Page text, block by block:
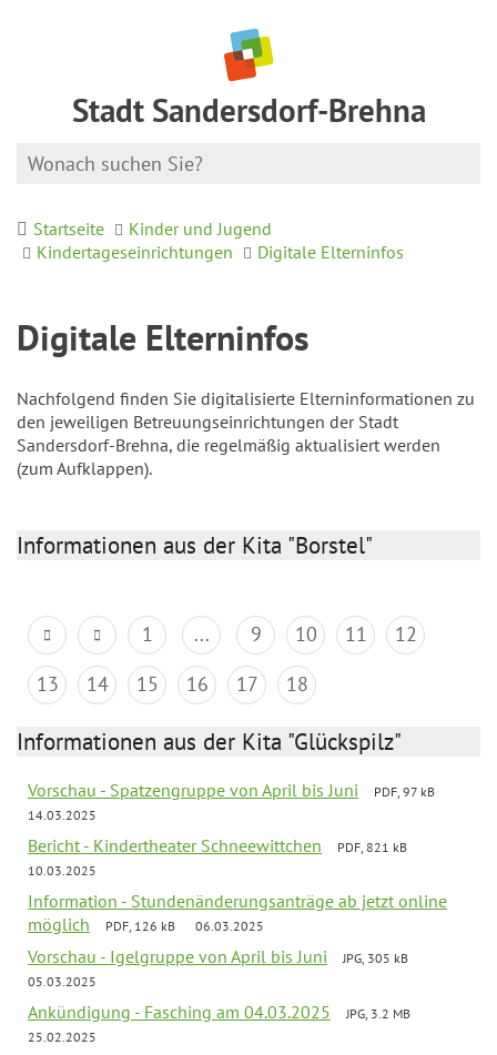
Stadt Sandersdorf-Brehna
Startseite
Kinder und Jugend
Kindertageseinrichtungen
Digitale Elterninfos
Digitale Elterninfos
Nachfolgend finden Sie digitalisierte Elterninformationen zu
den jeweiligen Betreuungseinrichtungen der Stadt
Sandersdorf-Brehna, die regelmäßig aktualisiert werden
(zum Aufklappen).
Informationen aus der Kita "Borstel"
1 ... 9 10 11
12
13
14 15 16 17 18
Informationen aus der Kita "Glückspilz"
Vorschau - Spatzengruppe von April bis Juni
PDF, 97 kB
14.03.2025
Bericht - Kindertheater Schneewittchen
PDF, 821 kB
10.03.2025
Information - Stundenänderungsanträge ab jetzt online
möglich
PDF, 126 kB 06.03.2025
Vorschau - Igelgruppe von April bis Juni
JPG, 305 kB
05.03.2025
Ankündigung - Fasching am 04.03.2025
JPG, 3.2 MB
25.02.2025